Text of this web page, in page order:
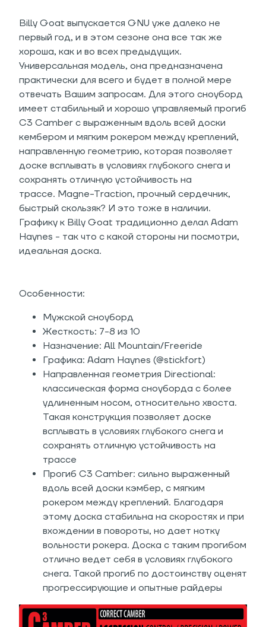
Billy Goat выпускается GNU уже далеко не
первый год, и в этом сезоне она все так же
хороша, как и во всех предыдущих.
Универсальная модель, она предназначена
практически для всего и будет в полной мере
отвечать Вашим запросам. Для этого сноуборд
имеет стабильный и хорошо управляемый прогиб
C3 Camber с выраженным вдоль всей доски
кембером и мягким рокером между креплений,
направленную геометрию, которая позволяет
доске всплывать в условиях глубокого снега и
сохранять отличную устойчивость на
трассе. Magne-Traction, прочный сердечник,
быстрый скользяк? И это тоже в наличии.
Графику к Billy Goat традиционно делал Adam
Haynes - так что с какой стороны ни посмотри,
идеальная доска.
Особенности:
Мужской сноуборд
Жесткость: 7-8 из 10
Назначение: All Mountain/Freeride
Графика: Adam Haynes (@stickfort)
Направленная геометрия Directional:
классическая форма сноуборда с более
удлиненным носом, относительно хвоста.
Такая конструкция позволяет доске
всплывать в условиях глубокого снега и
сохранять отличную устойчивость на
трассе
Прогиб C3 Camber: сильно выраженный
вдоль всей доски кэмбер, с мягким
рокером между креплений. Благодаря
этому доска стабильна на скоростях и при
вхождении в повороты, но дает нотку
вольности рокера. Доска с таким прогибом
отлично ведет себя в условиях глубокого
снега. Такой прогиб по достоинству оценят
прогрессирующие и опытные райдеры